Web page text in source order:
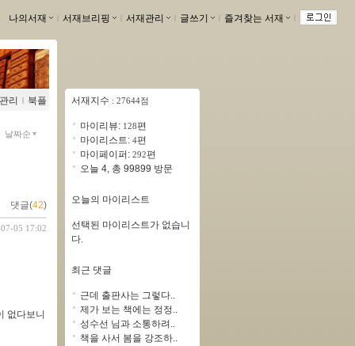
나의서재 서재브리핑 서재관리 글쓰기 즐겨찾는 서재
리 ｌ 북플
날짜순
댓글(42)
05 17:02
없다보니
서재지수 : 27644점
마이리뷰: 128편
마이리스트: 4편
마이페이퍼: 292편
오늘 4, 총 99899 방문
오늘의 마이리스트
선택된 마이리스트가 없습니
다.
최근 댓글
근데 출판사는 그렇다..
제가 보는 책에는 정정..
성수선 님과 소통하려..
책을 사서 봄을 강조하..